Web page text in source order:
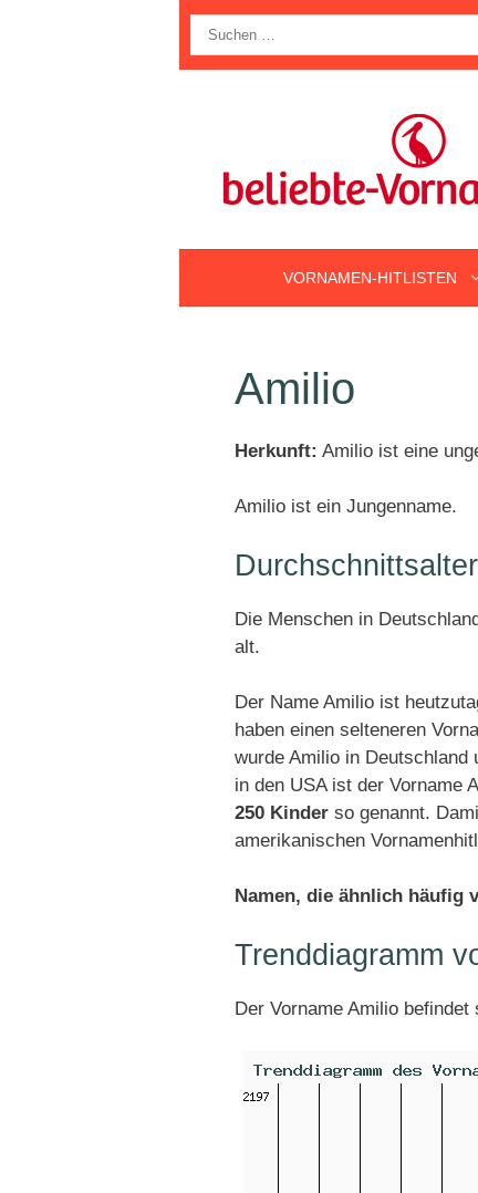
nach:
VORNAMEN-HITLISTEN
Amilio
Herkunft: Amilio ist eine
Amilio ist ein Jungenname.
Die Menschen in
alt.
Der Name Amilio ist
haben einen selteneren
wurde Amilio in Deutschland
in den USA ist der Vorname
250 Kinder so genannt.
amerikanischen
Namen, die ähnlich häufig
Trenddiagramm
Der Vorname Amilio befindet